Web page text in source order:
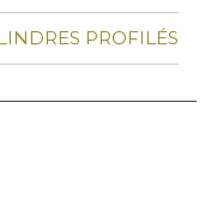
PROFILÉS